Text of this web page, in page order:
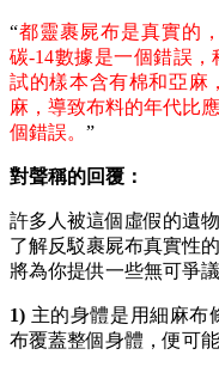
“都靈裹屍布是真實的
碳-14數據是一個錯誤
試的樣本含有棉和亞麻
麻，導致布料的年代比
個錯誤。 ”
對聲稱的回覆：
許多人被這個虛假的遺
了解反駁裹屍布真實性
將為你提供一些無可爭
1) 主的身體是用細麻布
布覆蓋整個身體，便可